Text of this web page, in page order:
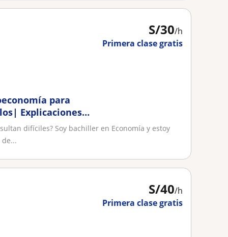
S/30/h
Primera clase gratis
para
Explicaciones
difíciles? Soy bachiller en Economía y estoy
S/40/h
Primera clase gratis